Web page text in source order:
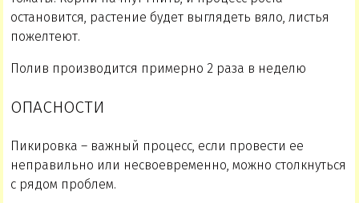
остановится, растение будет выглядеть вяло, листья
пожелтеют.
Полив производится примерно 2 раза в неделю
ОПАСНОСТИ
Пикировка – важный процесс, если провести ее
неправильно или несвоевременно, можно столкнуться
с рядом проблем.